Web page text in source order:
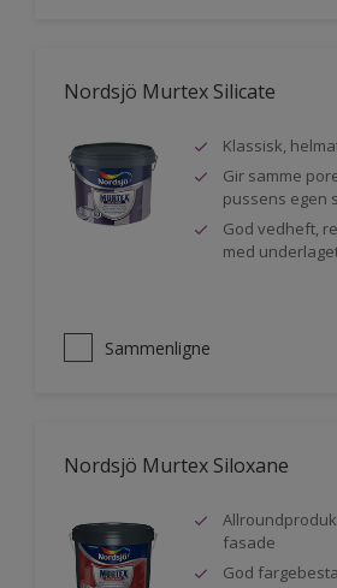
Nordsjö Murtex Silicate
Klassisk,
Gir samme
pussens egen
God vedheft,
med
Sammenligne
Nordsjö Murtex Siloxane
fasade
God